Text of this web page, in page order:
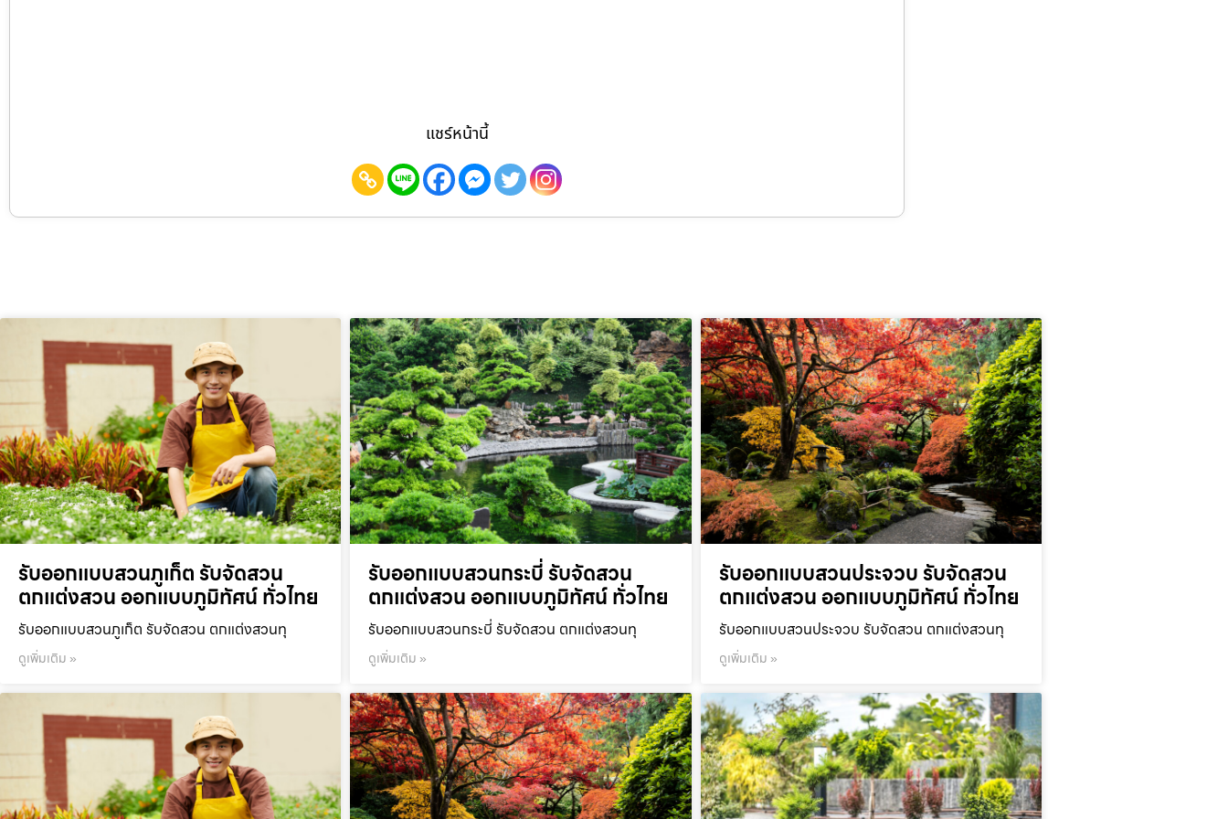
แชร์หน้านี้
รับออกแบบสวนภูเก็ต รับจัดสวน
ตกแต่งสวน ออกแบบภูมิทัศน์ ทั่วไทย
รับออกแบบสวนภูเก็ต รับจัดสวน ตกแต่งสวนทุ
ดูเพิ่มเติม »
รับออกแบบสวนกระบี่ รับจัดสวน
ตกแต่งสวน ออกแบบภูมิทัศน์ ทั่วไทย
รับออกแบบสวนกระบี่ รับจัดสวน ตกแต่งสวนทุ
ดูเพิ่มเติม »
รับออกแบบสวนประจวบ รับจัดสวน
ตกแต่งสวน ออกแบบภูมิทัศน์ ทั่วไทย
รับออกแบบสวนประจวบ รับจัดสวน ตกแต่งสวนทุ
ดูเพิ่มเติม »